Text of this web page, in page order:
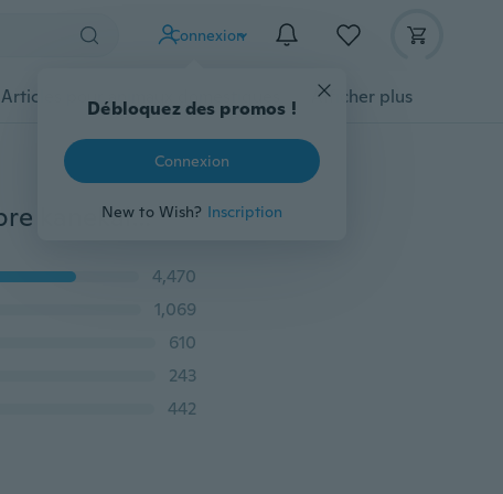
Connexion
Débloquez des promos !
Connexion
New to Wish? Inscription
Articles pour animaux domestiques Afficher plus
ZHISHENGJIANG Cheveux 24 pouces rouge gris ombre kanekalon jumbo tressage cheveux femmes extension de cheveux synthétiques pour tresses tresses cheveux
4,470
1,069
610
243
442